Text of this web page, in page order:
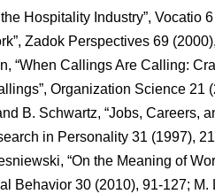
Hospitality Industry”, Vocatio
Zadok Perspectives 69
“When Callings Are Calling:
Organization Science 21
B. Schwartz, “Jobs, Careers,
in Personality 31 (1997),
“On the Meaning of
Behavior 30 (2010), 91-127; M.